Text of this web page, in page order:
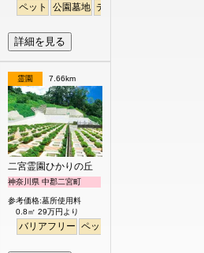
公園墓地ペット 公園墓地 デザイン
詳細を見る
永代供養 富士山
霊園 7.66km
二宮霊園ひかりの丘
神奈川県 中郡二宮町
参考価格:墓所使用料
0.8㎡ 29万円より
バリアフリー ペット